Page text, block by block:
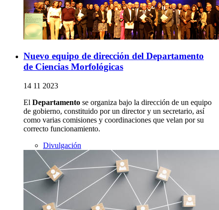
Nuevo equipo de dirección del Departamento
de Ciencias Morfológicas
14 11 2023
El Departamento se organiza bajo la dirección de un equipo
de gobierno, constituido por un director y un secretario, así
como varias comisiones y coordinaciones que velan por su
correcto funcionamiento.
Divulgación